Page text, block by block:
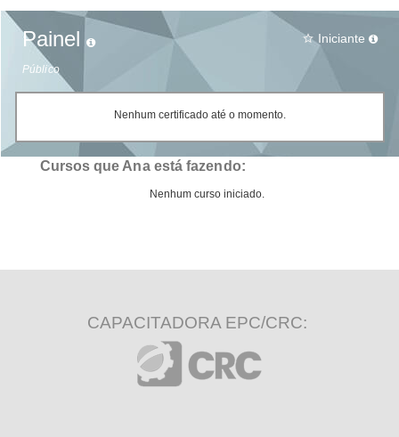
Painel
Público
star_border Iniciante
Nenhum certificado até o momento.
Cursos que Ana está fazendo:
Nenhum curso iniciado.
CAPACITADORA EPC/CRC: